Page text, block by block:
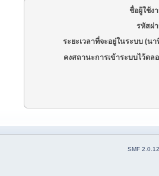
ชื่อผู้ใช้ง
รหัสผ่
ระยะเวลาที่จะอยู่ในระบบ (นา
คงสถานะการเข้าระบบไว้ตล
SMF 2.0.12